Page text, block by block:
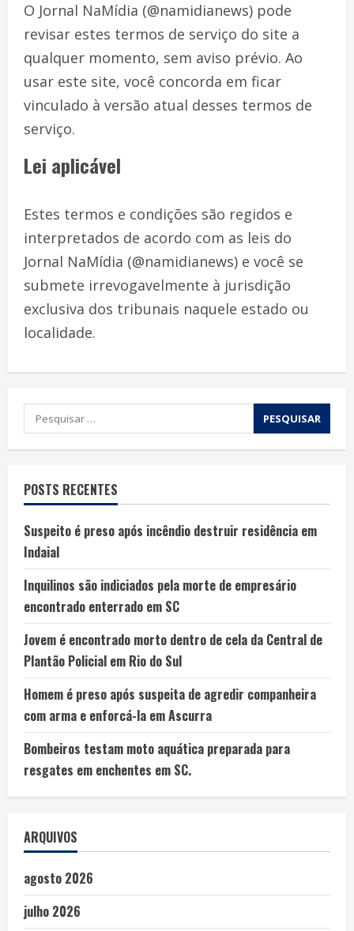
O Jornal NaMídia (@namidianews) pode
revisar estes termos de serviço do site a
qualquer momento, sem aviso prévio. Ao
usar este site, você concorda em ficar
vinculado à versão atual desses termos de
serviço.
Lei aplicável
Estes termos e condições são regidos e
interpretados de acordo com as leis do
Jornal NaMídia (@namidianews) e você se
submete irrevogavelmente à jurisdição
exclusiva dos tribunais naquele estado ou
localidade.
POSTS RECENTES
Suspeito é preso após incêndio destruir residência em
Indaial
Inquilinos são indiciados pela morte de empresário
encontrado enterrado em SC
Jovem é encontrado morto dentro de cela da Central de
Plantão Policial em Rio do Sul
Homem é preso após suspeita de agredir companheira
com arma e enforcá-la em Ascurra
Bombeiros testam moto aquática preparada para
resgates em enchentes em SC.
ARQUIVOS
agosto 2026
julho 2026